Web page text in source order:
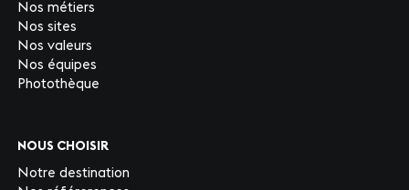
Nos métiers
Nos sites
Nos valeurs
Nos équipes
Photothèque
NOUS CHOISIR
Notre destination